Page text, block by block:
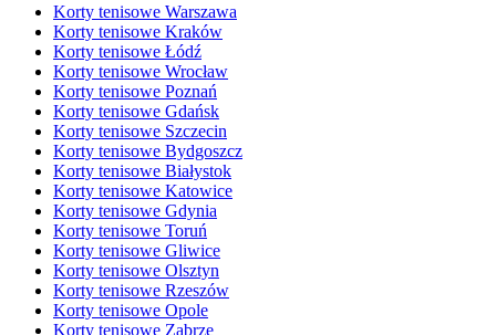
Korty tenisowe Warszawa
Korty tenisowe Kraków
Korty tenisowe Łódź
Korty tenisowe Wrocław
Korty tenisowe Poznań
Korty tenisowe Gdańsk
Korty tenisowe Szczecin
Korty tenisowe Bydgoszcz
Korty tenisowe Białystok
Korty tenisowe Katowice
Korty tenisowe Gdynia
Korty tenisowe Toruń
Korty tenisowe Gliwice
Korty tenisowe Olsztyn
Korty tenisowe Rzeszów
Korty tenisowe Opole
Korty tenisowe Zabrze